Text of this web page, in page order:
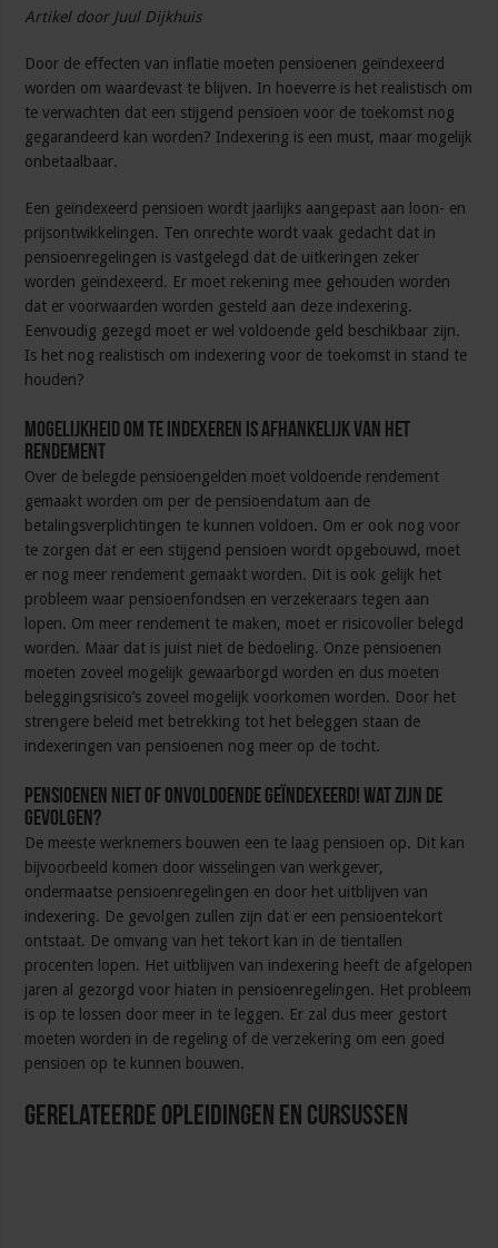
Artikel door Juul Dijkhuis
Door de effecten van inflatie moeten pensioenen geïndexeerd
worden om waardevast te blijven. In hoeverre is het realistisch om
te verwachten dat een stijgend pensioen voor de toekomst nog
gegarandeerd kan worden? Indexering is een must, maar mogelijk
onbetaalbaar.
Een geïndexeerd pensioen wordt jaarlijks aangepast aan loon- en
prijsontwikkelingen. Ten onrechte wordt vaak gedacht dat in
pensioenregelingen is vastgelegd dat de uitkeringen zeker
worden geïndexeerd. Er moet rekening mee gehouden worden
dat er voorwaarden worden gesteld aan deze indexering.
Eenvoudig gezegd moet er wel voldoende geld beschikbaar zijn.
Is het nog realistisch om indexering voor de toekomst in stand te
houden?
Mogelijkheid om te indexeren is afhankelijk van het
rendement
Over de belegde pensioengelden moet voldoende rendement
gemaakt worden om per de pensioendatum aan de
betalingsverplichtingen te kunnen voldoen. Om er ook nog voor
te zorgen dat er een stijgend pensioen wordt opgebouwd, moet
er nog meer rendement gemaakt worden. Dit is ook gelijk het
probleem waar pensioenfondsen en verzekeraars tegen aan
lopen. Om meer rendement te maken, moet er risicovoller belegd
worden. Maar dat is juist niet de bedoeling. Onze pensioenen
moeten zoveel mogelijk gewaarborgd worden en dus moeten
beleggingsrisico’s zoveel mogelijk voorkomen worden. Door het
strengere beleid met betrekking tot het beleggen staan de
indexeringen van pensioenen nog meer op de tocht.
Pensioenen niet of onvoldoende geïndexeerd! Wat zijn de
gevolgen?
De meeste werknemers bouwen een te laag pensioen op. Dit kan
bijvoorbeeld komen door wisselingen van werkgever,
ondermaatse pensioenregelingen en door het uitblijven van
indexering. De gevolgen zullen zijn dat er een pensioentekort
ontstaat. De omvang van het tekort kan in de tientallen
procenten lopen. Het uitblijven van indexering heeft de afgelopen
jaren al gezorgd voor hiaten in pensioenregelingen. Het probleem
is op te lossen door meer in te leggen. Er zal dus meer gestort
moeten worden in de regeling of de verzekering om een goed
pensioen op te kunnen bouwen.
Gerelateerde Opleidingen en Cursussen